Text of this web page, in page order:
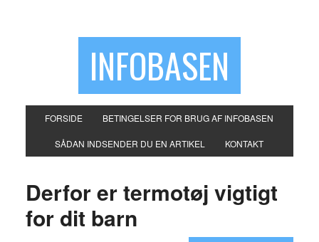
INFOBASEN
FORSIDE BETINGELSER FOR BRUG AF INFOBASEN
SÅDAN INDSENDER DU EN ARTIKEL KONTAKT
Derfor er termotøj vigtigt
for dit barn